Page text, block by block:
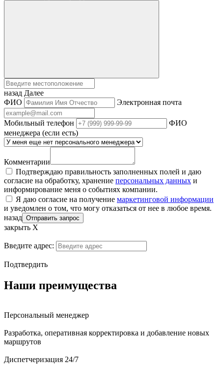
назад Далее
ФИО
Электронная почта
Мобильный телефон
ФИО
менеджера (если есть)
Комментарии
Подтверждаю правильность заполненных полей и даю
согласие на обработку, хранение персональных данных и
информирование меня о событиях компании.
Я даю согласие на получение маркетинговой информации
и уведомлен о том, что могу отказаться от нее в любое время.
назад Отправить запрос
закрыть Х
Введите адрес:
Подтвердить
Наши преимущества
Персональный менеджер
Разработка, оперативная корректировка и добавление новых
маршрутов
Диспетчеризация 24/7